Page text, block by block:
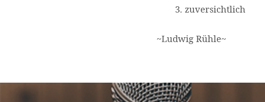
zuversichtlich
~Ludwig Rühle~